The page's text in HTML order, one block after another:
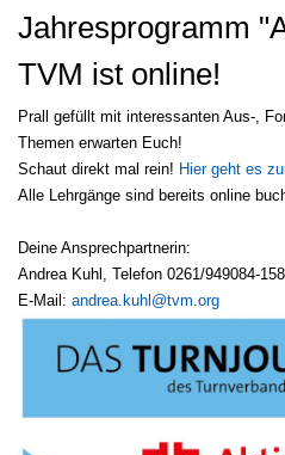
Jahresprogramm
TVM ist online!
Prall gefüllt mit interessanten Aus-,
Themen erwarten Euch!
Schaut direkt mal rein! Hier geht es
Alle Lehrgänge sind bereits online
Deine Ansprechpartnerin:
Andrea Kuhl, Telefon 0261/949084-158,
E-Mail: andrea.kuhl@tvm.org